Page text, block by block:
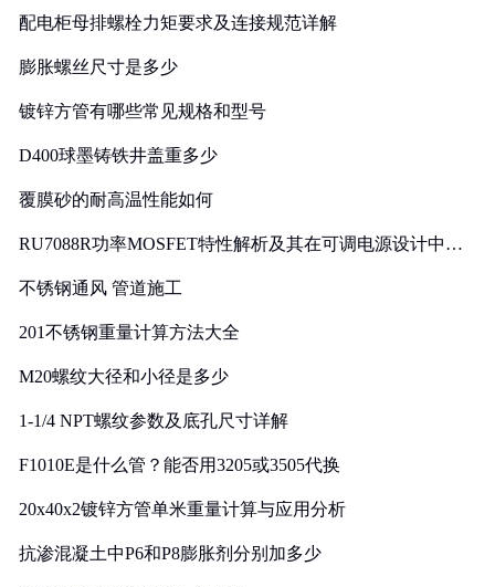
配电柜母排螺栓力矩要求及连接规范详解
膨胀螺丝尺寸是多少
镀锌方管有哪些常见规格和型号
D400球墨铸铁井盖重多少
覆膜砂的耐高温性能如何
RU7088R功率MOSFET特性解析及其在可调电源设计中的
不锈钢通风 管道施工
201不锈钢重量计算方法大全
M20螺纹大径和小径是多少
1-1/4 NPT螺纹参数及底孔尺寸详解
F1010E是什么管？能否用3205或3505代换
20x40x2镀锌方管单米重量计算与应用分析
抗渗混凝土中P6和P8膨胀剂分别加多少